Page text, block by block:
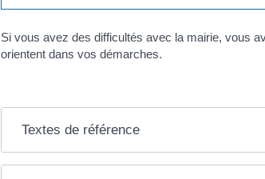
Si vous avez des difficultés avec la mairie, vous
orientent dans vos démarches.
Textes de référence